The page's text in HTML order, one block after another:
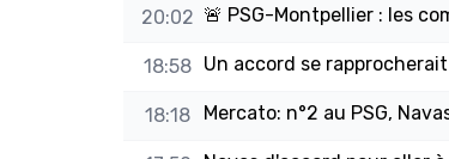
20:02 🚨 PSG-Montpellier : les
18:58 Un accord se
18:18 Mercato: n°2 au PSG,